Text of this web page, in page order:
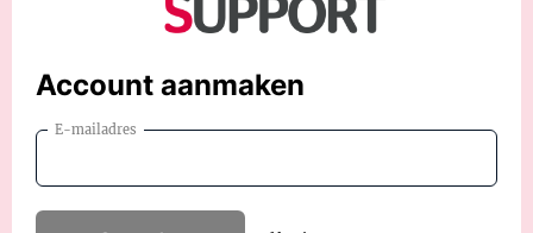
Account aanmaken
E-mailadres